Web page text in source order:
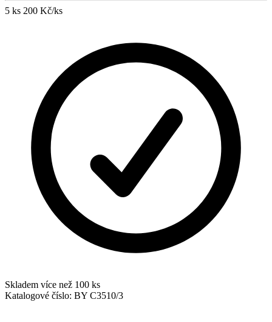
5 ks 200 Kč/ks
Skladem více než 100 ks
Katalogové číslo: BY C3510/3